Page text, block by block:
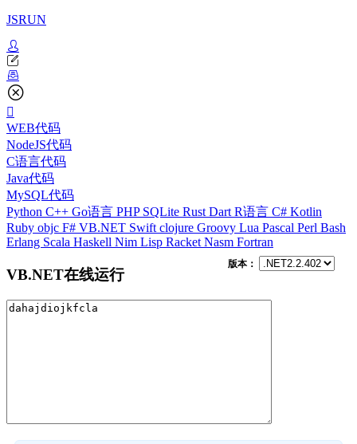
JSRUN
WEB代码
NodeJS代码
C语言代码
Java代码
MySQL代码
Python C++ Go语言 PHP SQLite Rust Dart R语言 C# Kotlin
Ruby objc F# VB.NET Swift clojure Groovy Lua Pascal Perl Bash
Erlang Scala Haskell Nim Lisp Racket Nasm Fortran
VB.NET在线运行
版本：